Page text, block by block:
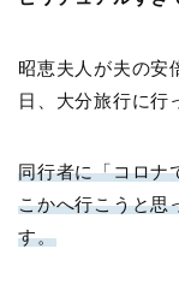
昭恵夫人が夫の安
日、大分旅行に行
同行者に「コロナ
こかへ行こうと思
す。